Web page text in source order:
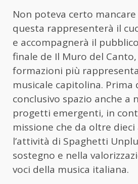
Non poteva certo mancare
questa rappresenterà il
e accompagnerà il
finale de Il Muro del
formazioni più
musicale capitolina. Prima
conclusivo spazio anche a
progetti emergenti, in
missione che da oltre
l’attività di Spaghetti
sostegno e nella
voci della musica italiana.